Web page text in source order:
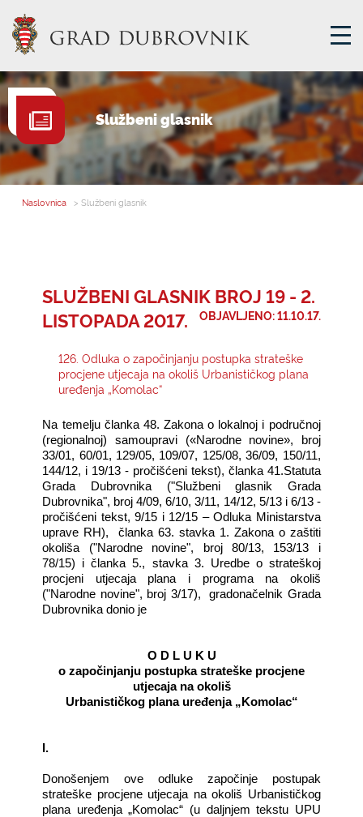
GRADSKA UPRAVA
GRADONAČELNIK
MJESNA SAMOUPRAVA
E-USLUGE
KONTAKTI
Službeni glasnik
Naslovnica > Službeni glasnik
SLUŽBENI GLASNIK BROJ 19 - 2.
LISTOPADA 2017.
OBJAVLJENO: 11.10.17.
126. Odluka o započinjanju postupka strateške
procjene utjecaja na okoliš Urbanističkog plana
uređenja „Komolac“
Na temelju članka 48. Zakona o lokalnoj i područnoj
(regionalnoj) samoupravi («Narodne novine», broj
33/01, 60/01, 129/05, 109/07, 125/08, 36/09, 150/11,
144/12, i 19/13 - pročišćeni tekst), članka 41.Statuta
Grada Dubrovnika ("Službeni glasnik Grada
Dubrovnika", broj 4/09, 6/10, 3/11, 14/12, 5/13 i 6/13 -
pročišćeni tekst, 9/15 i 12/15 – Odluka Ministarstva
uprave RH), članka 63. stavka 1. Zakona o zaštiti
okoliša ("Narodne novine", broj 80/13, 153/13 i
78/15) i članka 5., stavka 3. Uredbe o strateškoj
procjeni utjecaja plana i programa na okoliš
("Narodne novine", broj 3/17), gradonačelnik Grada
Dubrovnika donio je
O D L U K U
o započinjanju postupka strateške procjene
utjecaja na okoliš
Urbanističkog plana uređenja „Komolac“
I.
Donošenjem ove odluke započinje postupak
strateške procjene utjecaja na okoliš Urbanističkog
plana uređenja „Komolac“ (u daljnjem tekstu UPU